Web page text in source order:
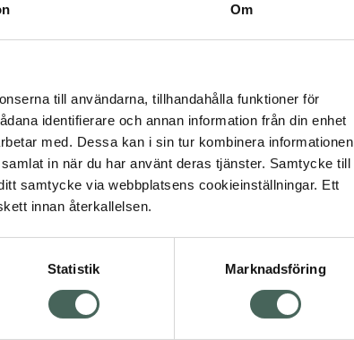
Om
till användarna, tillhandahålla funktioner för
identifierare och annan information från din enhet
med. Dessa kan i sin tur kombinera informationen
in när du har använt deras tjänster. Samtycke till
samtycke via webbplatsens cookieinställningar. Ett
innan återkallelsen.
Statistik Marknadsföring
100,16 kr
I apotek:100,16 kr
Köp via ditt recept
erbjudanden
Om recept och läkemedel